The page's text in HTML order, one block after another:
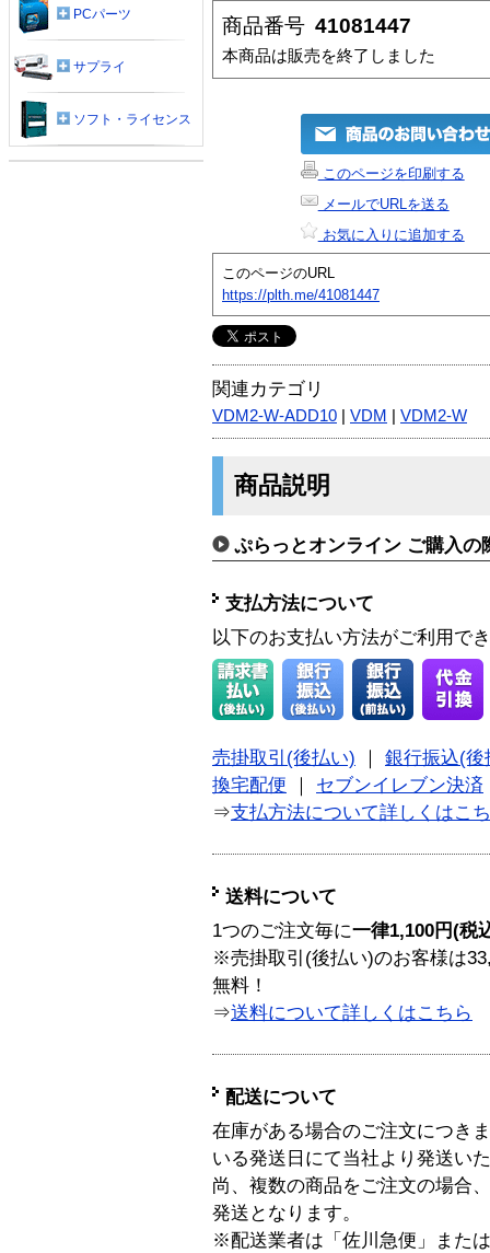
商品番号 41081447
本商品は販売を終了しました
このページを印刷する
メールでURLを送る
お気に入りに追加する
このページのURL
https://plth.me/41081447
関連カテゴリ
VDM2-W-ADD10 VDM VDM2-W
商品説明
ぷらっとオンライン ご購入の
支払方法について
以下のお支払い方法がご利用で
売掛取引(後払い)
銀行振込(後
換宅配便
セブンイレブン決済
⇒支払方法について詳しくはこ
送料について
1つのご注文毎に一律1,100円(税
※売掛取引(後払い)のお客様は
無料！
⇒送料について詳しくはこちら
配送について
在庫がある場合のご注文につき
いる発送日にて当社より発送い
尚、複数の商品をご注文の場合
発送となります。
※配送業者は「佐川急便」また
PCパーツ
サプライ
ソフト・ライセンス